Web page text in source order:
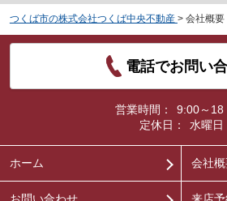
つくば市の株式会社つくば中央不動産 > 会社概要
電話でお問い
営業時間：
9:00～18
定休日：
水曜日
ホーム 会社